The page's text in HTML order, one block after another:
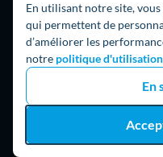
En utilisant notre site,
qui permettent de
d’améliorer les
notre politique d'utilisation
En